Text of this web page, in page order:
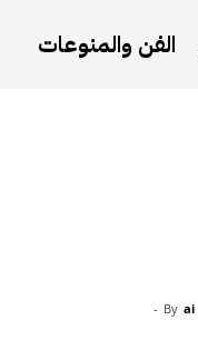
الفن والمنوعات
By ai
-